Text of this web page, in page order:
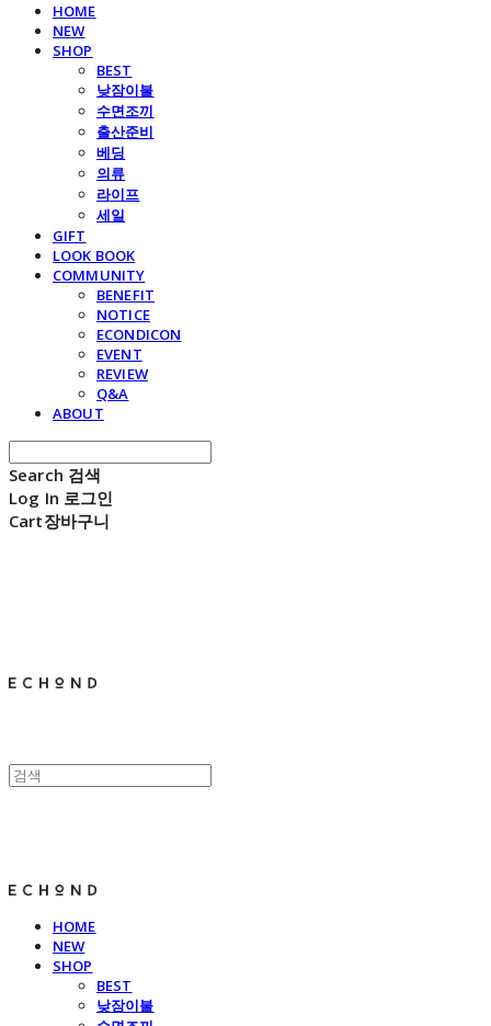
HOME
NEW
SHOP
BEST
낮잠이불
수면조끼
출산준비
베딩
의류
라이프
세일
GIFT
LOOK BOOK
COMMUNITY
BENEFIT
NOTICE
ECONDICON
EVENT
REVIEW
Q&A
ABOUT
Search 검색
Log In 로그인
Cart장바구니
HOME
NEW
SHOP
BEST
낮잠이불